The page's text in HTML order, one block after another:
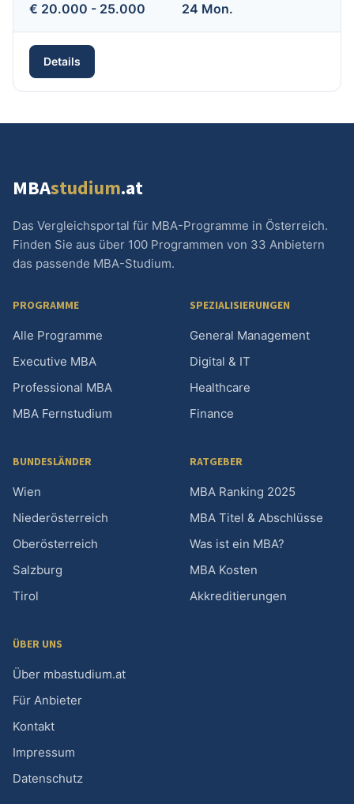
€ 20.000 - 25.000 24 Mon.
Details
MBAstudium.at
Das Vergleichsportal für MBA-Programme in Österreich.
Finden Sie aus über 100 Programmen von 33 Anbietern
das passende MBA-Studium.
PROGRAMME
Alle Programme
Executive MBA
Professional MBA
MBA Fernstudium
SPEZIALISIERUNGEN
General Management
Digital & IT
Healthcare
Finance
BUNDESLÄNDER
Wien
Niederösterreich
Oberösterreich
Salzburg
Tirol
RATGEBER
MBA Ranking 2025
MBA Titel & Abschlüsse
Was ist ein MBA?
MBA Kosten
Akkreditierungen
ÜBER UNS
Über mbastudium.at
Für Anbieter
Kontakt
Impressum
Datenschutz